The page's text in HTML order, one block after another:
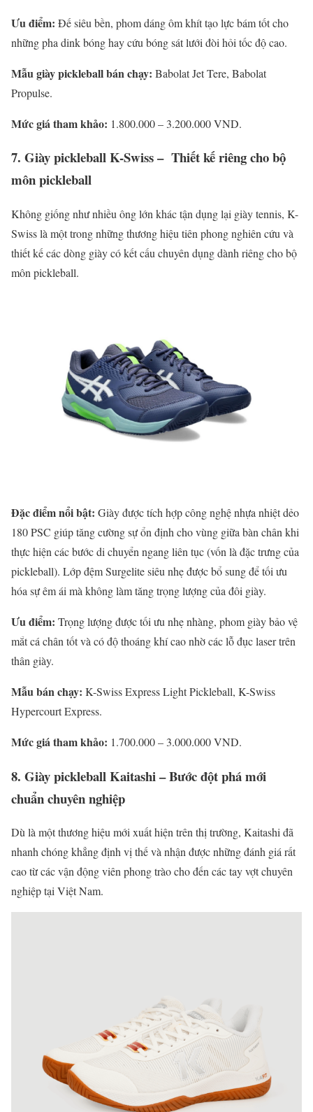
Ưu điểm: Đế siêu bền, phom dáng ôm khít tạo lực bám tốt cho
những pha dink bóng hay cứu bóng sát lưới đòi hỏi tốc độ cao.
Mẫu giày pickleball bán chạy: Babolat Jet Tere, Babolat
Propulse.
Mức giá tham khảo: 1.800.000 – 3.200.000 VND.
7. Giày pickleball K-Swiss – Thiết kế riêng cho bộ
môn pickleball
Không giống như nhiều ông lớn khác tận dụng lại giày tennis, K-
Swiss là một trong những thương hiệu tiên phong nghiên cứu và
thiết kế các dòng giày có kết cấu chuyên dụng dành riêng cho bộ
môn pickleball.
Đặc điểm nổi bật: Giày được tích hợp công nghệ nhựa nhiệt dẻo
180 PSC giúp tăng cường sự ổn định cho vùng giữa bàn chân khi
thực hiện các bước di chuyển ngang liên tục (vốn là đặc trưng của
pickleball). Lớp đệm Surgelite siêu nhẹ được bổ sung để tối ưu
hóa sự êm ái mà không làm tăng trọng lượng của đôi giày.
Ưu điểm: Trọng lượng được tối ưu nhẹ nhàng, phom giày bảo vệ
mắt cá chân tốt và có độ thoáng khí cao nhờ các lỗ đục laser trên
thân giày.
Mẫu bán chạy: K-Swiss Express Light Pickleball, K-Swiss
Hypercourt Express.
Mức giá tham khảo: 1.700.000 – 3.000.000 VND.
8. Giày pickleball Kaitashi – Bước đột phá mới
chuẩn chuyên nghiệp
Dù là một thương hiệu mới xuất hiện trên thị trường, Kaitashi đã
nhanh chóng khẳng định vị thế và nhận được những đánh giá rất
cao từ các vận động viên phong trào cho đến các tay vợt chuyên
nghiệp tại Việt Nam.